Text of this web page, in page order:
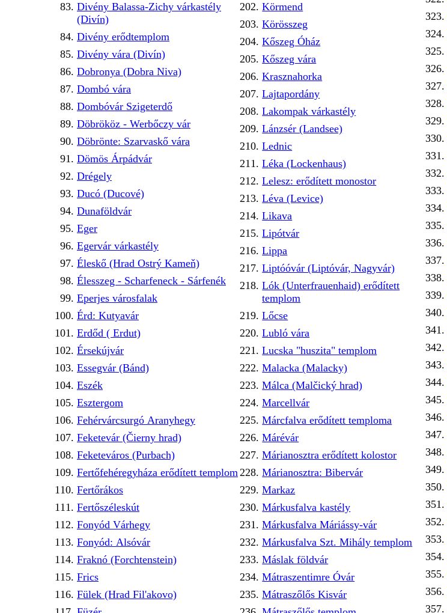
Divény Balassa-Zichy várkastély
(Divín)
Divény erődtemplom
Divény vára (Divín)
Dobronya (Dobra Niva)
Dombó vára
Dombóvár Szigeterdő
Döbrököz - Werbőczy vár
Döbrönte: Szarvaskő vára
Dömös Árpádvár
Drégely
Ducó (Ducové)
Dunaföldvár
Eger
Egervár várkastély
Éleskő (Hrad Ostrý Kameň)
Élesszeg - Scharfeneck - Sárfenék
Eperjes városfalak
Érd: Kutyavár
Erdőd ( Erdut)
Érsekújvár
Essegvár (Bánd)
Eszék
Esztergom
Fehérvárcsurgó Aranyhegy
Feketevár (Čierny hrad)
Feketeváros (Purbach)
Fertőfehéregyháza erődített templom
Fertőrákos
Fertőszéleskút
Fonyód Várhegy
Fonyód: Alsóvár
Fraknó (Forchtenstein)
Frics
Fülek (Hrad Fil'akovo)
Körmend
Körösszeg
Kőszeg Óház
Kőszeg vára
Krasznahorka
Lajtapordány
Lakompak várkastély
Lánzsér (Landsee)
Lednic
Léka (Lockenhaus)
Lelesz: erődített monostor
Léva (Levice)
Likava
Lipótvár
Lippa
Liptóóvár (Liptóvár, Nagyvár)
Lók (Unterfrauenhaid) erődített
templom
Lőcse
Lubló vára
Lucska "huszita" templom
Malacka (Malacky)
Málca (Malčický hrad)
Marcellvár
Márcfalva erődített temploma
Márévár
Márianosztra erődített kolostor
Márianosztra: Bibervár
Markaz
Márkusfalva kastély
Márkusfalva Máriássy-vár
Márkusfalva Szt. Mihály templom
Máslak földvár
Mátraszentimre Óvár
Mátraszőlős Kisvár